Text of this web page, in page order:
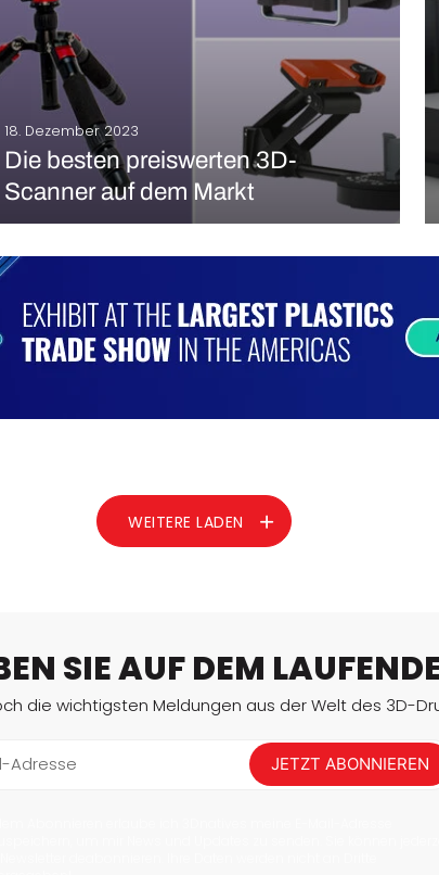
18. Dezember 2023
Die besten preiswerten 3D-
Scanner auf dem Markt
Fertigung häufig zum Einsatz, um ein 3D-Modell
entwerfen. Dabei werden Daten erfasst, die dann in
ein 3D-Modell umgewandelt werden, das
anschließend in 3D gedruckt werden kann. 3D-
Scanner verwenden…
MEHR LESEN
WEITERE LADEN
SIE AUF DEM
die wichtigsten Meldungen aus der Welt des 3D-
Adresse JETZT ABONNIEREN